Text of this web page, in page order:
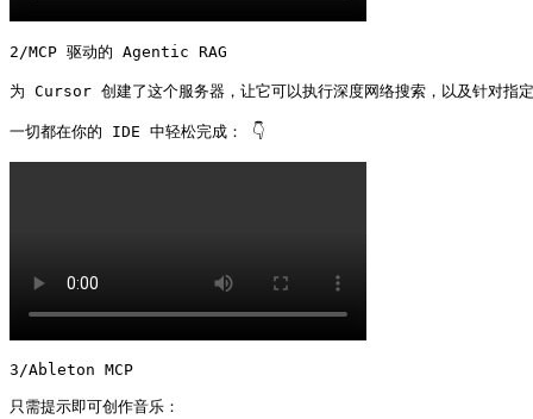
2/MCP 驱动的 Agentic RAG
为 Cursor 创建了这个服务器，让它可以执行深度网络搜索，以及针对指
3/Ableton MCP